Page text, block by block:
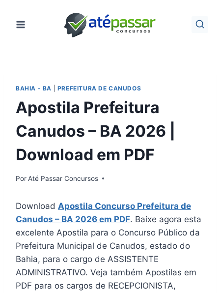
para
BAHIA - BA PREFEITURA DE CANUDOS
Apostila Prefeitura
Canudos – BA 2026 |
Download em PDF
PorAté Passar Concursos
Download Apostila Concurso Prefeitura de
Canudos – BA 2026 em PDF. Baixe agora esta
excelente Apostila para o Concurso Público da
Prefeitura Municipal de Canudos, estado do
Bahia, para o cargo de ASSISTENTE
ADMINISTRATIVO. Veja também Apostilas em
PDF para os cargos de RECEPCIONISTA,